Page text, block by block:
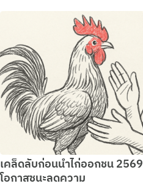
เคล็ดลับก่อนนำไก่ออกชน
โอกาสชนะลดความ